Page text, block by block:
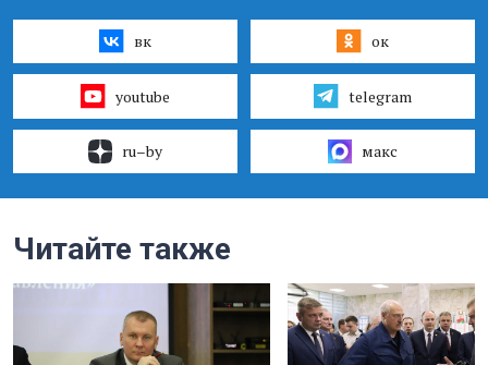
вк ок
youtube telegram
ru–by макс
Читайте также